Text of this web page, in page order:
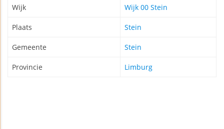
Wijk Wijk 00 Stein
Plaats Stein
Gemeente Stein
Provincie Limburg